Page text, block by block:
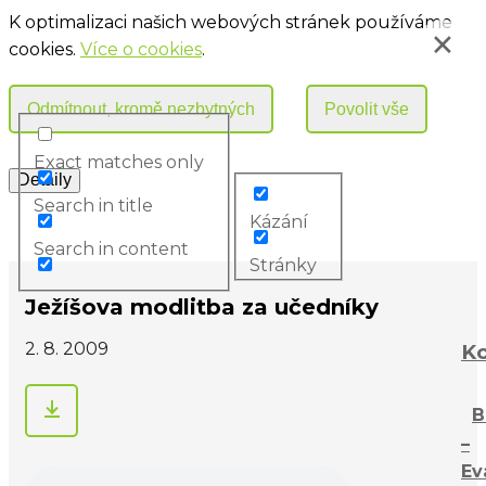
K optimalizaci našich webových stránek používáme
cookies. Více o cookies.
Ježíšova modlitba za učedníky
2. 8. 2009
–
Exact matches only
Search in title
Search in content
Kázání
Stránky